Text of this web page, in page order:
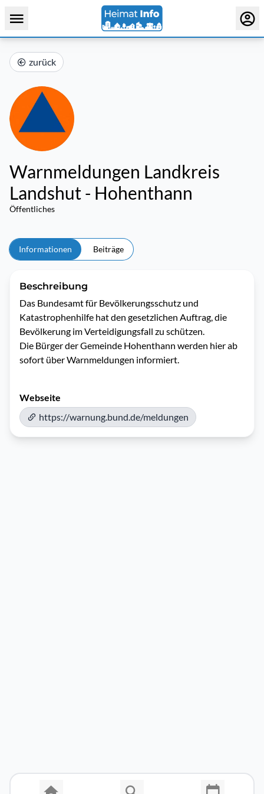
zurück
Warnmeldungen Landkreis
Landshut - Hohenthann
Öffentliches
Informationen Beiträge
Beschreibung
Das Bundesamt für Bevölkerungsschutz und
Katastrophenhilfe hat den gesetzlichen Auftrag, die
Bevölkerung im Verteidigungsfall zu schützen.
Die Bürger der Gemeinde Hohenthann werden hier ab
sofort über Warnmeldungen informiert.
Webseite
https://warnung.bund.de/meldungen